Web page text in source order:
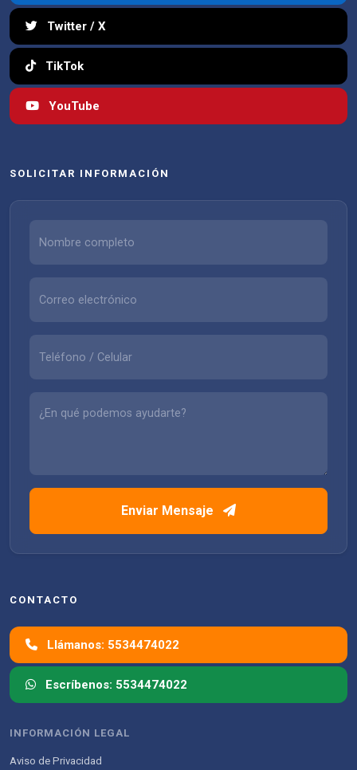
Twitter / X
TikTok
YouTube
SOLICITAR INFORMACIÓN
Enviar Mensaje
CONTACTO
Llámanos: 5534474022
Escríbenos: 5534474022
INFORMACIÓN LEGAL
Aviso de Privacidad